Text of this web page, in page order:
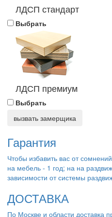
ЛДСП стандарт
Выбрать
ЛДСП премиум
Выбрать
вызвать замерщика
Гарантия
Чтобы избавить вас от
на мебель - 1 год; на на
зависимости от системы
ДОСТАВКА
По Москве и области доставка